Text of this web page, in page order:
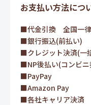
お支払い方法につ
■代金引換 全国一
■銀行振込(前払い)
■クレジット決済(一
■NP後払い(コンビニ
■PayPay
■Amazon Pay
■各社キャリア決済